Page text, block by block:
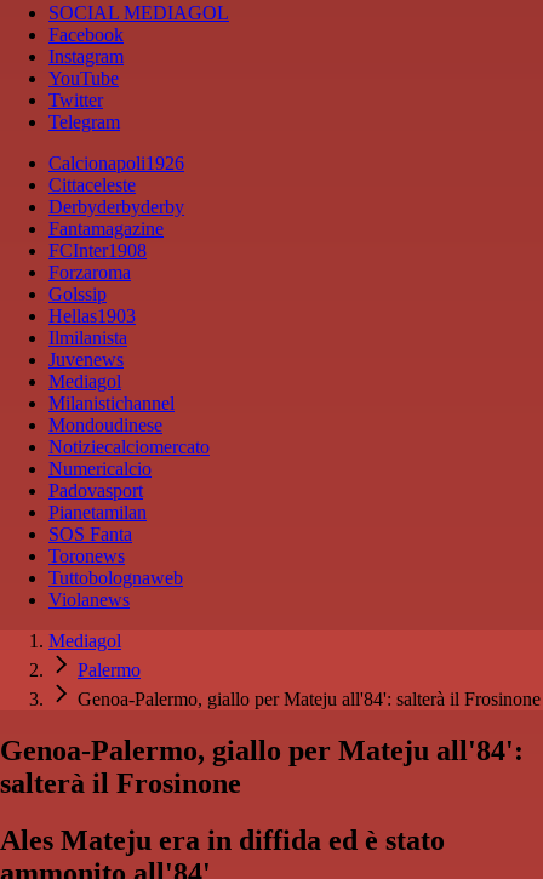
SOCIAL MEDIAGOL
Facebook
Instagram
YouTube
Twitter
Telegram
Calcionapoli1926
Cittaceleste
Derbyderbyderby
Fantamagazine
FCInter1908
Forzaroma
Golssip
Hellas1903
Ilmilanista
Juvenews
Mediagol
Milanistichannel
Mondoudinese
Notiziecalciomercato
Numericalcio
Padovasport
Pianetamilan
SOS Fanta
Toronews
Tuttobolognaweb
Violanews
Mediagol
Palermo
Genoa-Palermo, giallo per Mateju all'84': salterà il Frosinone
Genoa-Palermo, giallo per Mateju all'84':
salterà il Frosinone
Ales Mateju era in diffida ed è stato